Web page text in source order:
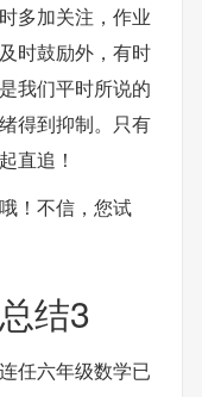
多加关注，作业
时鼓励外，有时
我们平时所说的
得到抑制。只有
直追！
！不信，您试
结3
任六年级数学已